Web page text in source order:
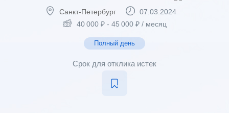
Санкт-Петербург
07.03.2024
40 000 ₽- 45 000 ₽/ месяц
Полный день
Срок для отклика истек